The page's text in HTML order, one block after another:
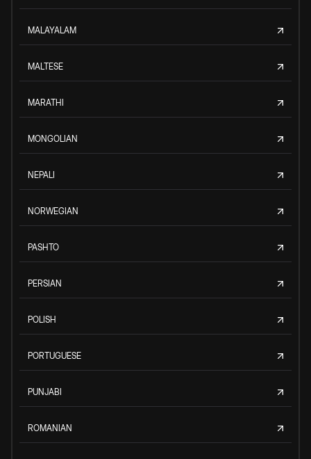
MALAYALAM
MALTESE
MARATHI
MONGOLIAN
NEPALI
NORWEGIAN
PASHTO
PERSIAN
POLISH
PORTUGUESE
PUNJABI
ROMANIAN